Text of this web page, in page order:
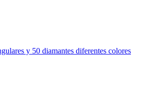
y 50 diamantes diferentes colores